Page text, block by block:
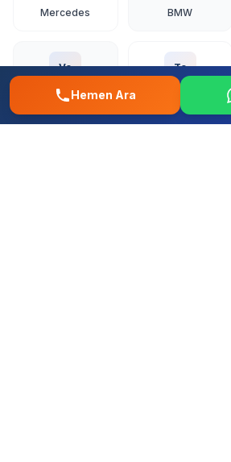
Mercedes BMW
Vo
Volkswagen
To
Hemen Ara